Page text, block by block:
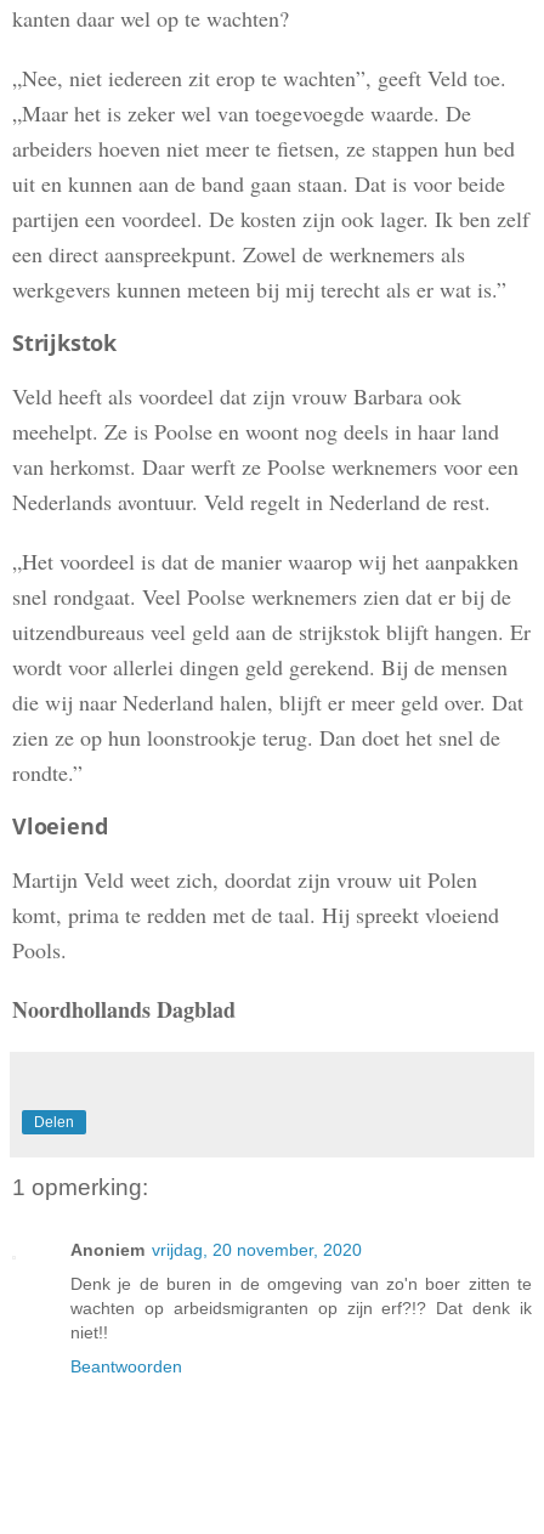
kanten daar wel op te wachten?
„Nee, niet iedereen zit erop te wachten”, geeft Veld toe.
„Maar het is zeker wel van toegevoegde waarde. De
arbeiders hoeven niet meer te fietsen, ze stappen hun bed
uit en kunnen aan de band gaan staan. Dat is voor beide
partijen een voordeel. De kosten zijn ook lager. Ik ben zelf
een direct aanspreekpunt. Zowel de werknemers als
werkgevers kunnen meteen bij mij terecht als er wat is.”
Strijkstok
Veld heeft als voordeel dat zijn vrouw Barbara ook
meehelpt. Ze is Poolse en woont nog deels in haar land
van herkomst. Daar werft ze Poolse werknemers voor een
Nederlands avontuur. Veld regelt in Nederland de rest.
„Het voordeel is dat de manier waarop wij het aanpakken
snel rondgaat. Veel Poolse werknemers zien dat er bij de
uitzendbureaus veel geld aan de strijkstok blijft hangen. Er
wordt voor allerlei dingen geld gerekend. Bij de mensen
die wij naar Nederland halen, blijft er meer geld over. Dat
zien ze op hun loonstrookje terug. Dan doet het snel de
rondte.”
Vloeiend
Martijn Veld weet zich, doordat zijn vrouw uit Polen
komt, prima te redden met de taal. Hij spreekt vloeiend
Pools.
Noordhollands Dagblad
Delen
1 opmerking:
Anoniem vrijdag, 20 november, 2020
Denk je de buren in de omgeving van zo'n boer zitten te
wachten op arbeidsmigranten op zijn erf?!? Dat denk ik
niet!!
Beantwoorden